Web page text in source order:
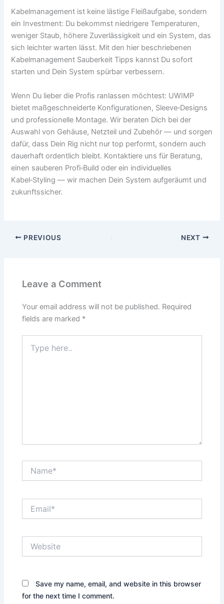
Kabelmanagement ist keine lästige Fleißaufgabe, sondern
ein Investment: Du bekommst niedrigere Temperaturen,
weniger Staub, höhere Zuverlässigkeit und ein System, das
sich leichter warten lässt. Mit den hier beschriebenen
Kabelmanagement Sauberkeit Tipps kannst Du sofort
starten und Dein System spürbar verbessern.
Wenn Du lieber die Profis ranlassen möchtest: UWIMP
bietet maßgeschneiderte Konfigurationen, Sleeve‑Designs
und professionelle Montage. Wir beraten Dich bei der
Auswahl von Gehäuse, Netzteil und Zubehör — und sorgen
dafür, dass Dein Rig nicht nur top performt, sondern auch
dauerhaft ordentlich bleibt. Kontaktiere uns für Beratung,
einen sauberen Profi‑Build oder ein individuelles
Kabel‑Styling — wir machen Dein System aufgeräumt und
zukunftssicher.
PREVIOUS NEXT
Leave a Comment
Your email address will not be published. Required
fields are marked *
here..
Save my name, email, and website in this browser
for the next time I comment.